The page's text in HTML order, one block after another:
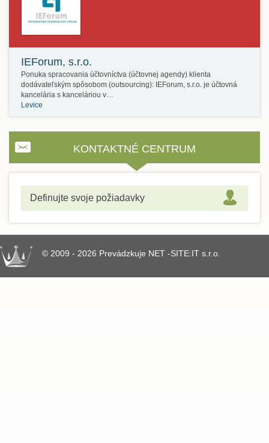
IEForum, s.r.o.
Ponuka spracovania účtovníctva (účtovnej agendy) klienta
dodávateľským spôsobom (outsourcing): IEForum, s.r.o. je účtovná
kancelária s kanceláriou v…
Levice
KONTAKTNÉ CENTRUM
Definujte svoje požiadavky
© 2009 - 2026 Prevádzkuje NET -SITE:IT s.r.o.